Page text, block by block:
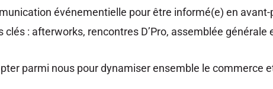
événementielle pour être informé(e) en
: afterworks, rencontres D’Pro, assemblée générale
parmi nous pour dynamiser ensemble le commerce